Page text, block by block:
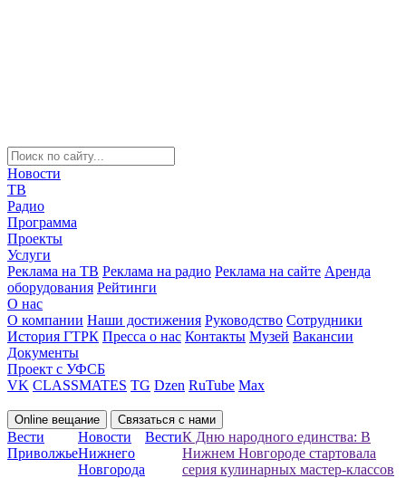
Новости
ТВ
Радио
Программа
Проекты
Услуги
Реклама на ТВ Реклама на радио Реклама на сайте Аренда
оборудования Рейтинги
О нас
О компании Наши достижения Руководство Сотрудники
История ГТРК Пресса о нас Контакты Музей Вакансии
Документы
Проект с УФСБ
VK CLASSMATES TG Dzen RuTube Max
Online вещание Связаться с нами
Вести
Приволжье
Новости
Нижнего
Новгорода
ВестиК Дню народного единства: В
Нижнем Новгороде стартовала
серия кулинарных мастер-классов